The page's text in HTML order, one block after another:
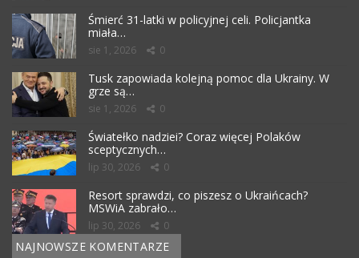
Śmierć 31-latki w policyjnej celi. Policjantka
miała…
sie 1, 2026 0
Tusk zapowiada kolejną pomoc dla Ukrainy. W
grze są…
sie 1, 2026 0
Światełko nadziei? Coraz więcej Polaków
sceptycznych…
lip 30, 2026 0
Resort sprawdzi, co piszesz o Ukraińcach?
MSWiA zabrało…
lip 30, 2026 0
NAJNOWSZE KOMENTARZE